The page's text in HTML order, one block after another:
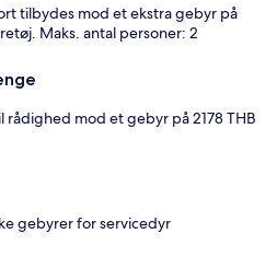
tilbydes mod et ekstra gebyr på
Maks. antal personer: 2
rådighed mod et gebyr på 2178 THB
gebyrer for servicedyr